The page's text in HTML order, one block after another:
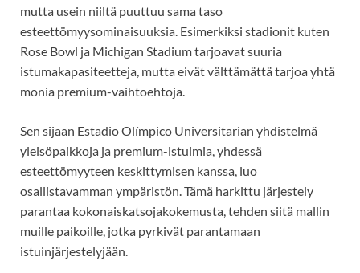
mutta usein niiltä puuttuu sama taso
esteettömyysominaisuuksia. Esimerkiksi stadionit kuten
Rose Bowl ja Michigan Stadium tarjoavat suuria
istumakapasiteetteja, mutta eivät välttämättä tarjoa yhtä
monia premium-vaihtoehtoja.
Sen sijaan Estadio Olímpico Universitarian yhdistelmä
yleisöpaikkoja ja premium-istuimia, yhdessä
esteettömyyteen keskittymisen kanssa, luo
osallistavamman ympäristön. Tämä harkittu järjestely
parantaa kokonaiskatsojakokemusta, tehden siitä mallin
muille paikoille, jotka pyrkivät parantamaan
istuinjärjestelyjään.